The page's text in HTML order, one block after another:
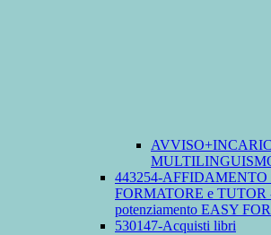
443254-
FORMATORE e TUTOR
potenziamento EASY
530147-Acquisti libri